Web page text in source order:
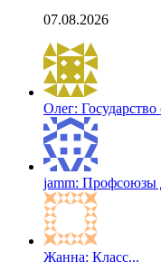
07.08.2026
Олег:
jamm: Профсоюзы
Жанна: Класс...